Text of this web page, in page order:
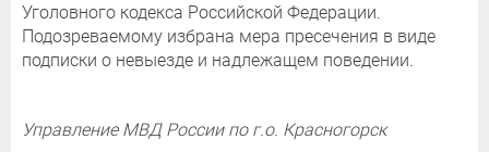
Уголовного кодекса Российской Федерации.
Подозреваемому избрана мера пресечения в виде
подписки о невыезде и надлежащем поведении.
Управление МВД России по г.о. Красногорск